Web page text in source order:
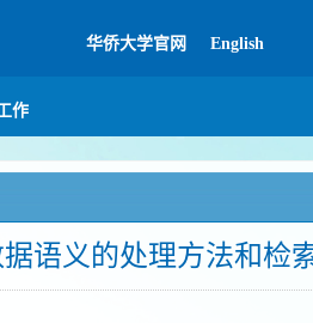
华侨大学官网 English
作
语义的处理方法和检